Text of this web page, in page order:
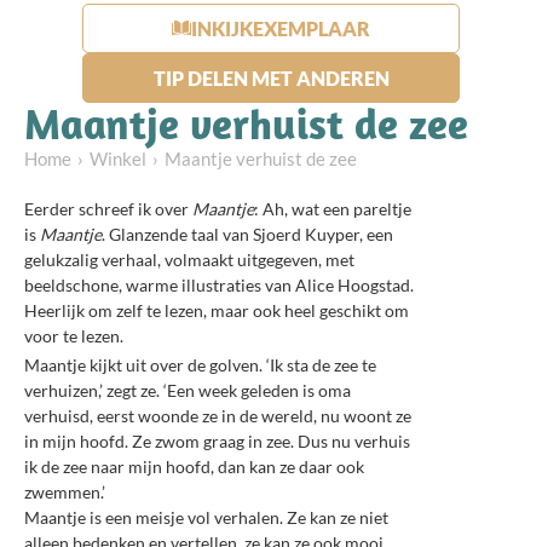
INKIJKEXEMPLAAR
TIP DELEN MET ANDEREN
Maantje verhuist de zee
Home Winkel Maantje verhuist de zee
Eerder schreef ik over Maantje: Ah, wat een pareltje
is Maantje. Glanzende taal van Sjoerd Kuyper, een
gelukzalig verhaal, volmaakt uitgegeven, met
beeldschone, warme illustraties van Alice Hoogstad.
Heerlijk om zelf te lezen, maar ook heel geschikt om
voor te lezen.
Maantje kijkt uit over de golven. ‘Ik sta de zee te
verhuizen,’ zegt ze. ‘Een week geleden is oma
verhuisd, eerst woonde ze in de wereld, nu woont ze
in mijn hoofd. Ze zwom graag in zee. Dus nu verhuis
ik de zee naar mijn hoofd, dan kan ze daar ook
zwemmen.’
Maantje is een meisje vol verhalen. Ze kan ze niet
alleen bedenken en vertellen, ze kan ze ook mooi